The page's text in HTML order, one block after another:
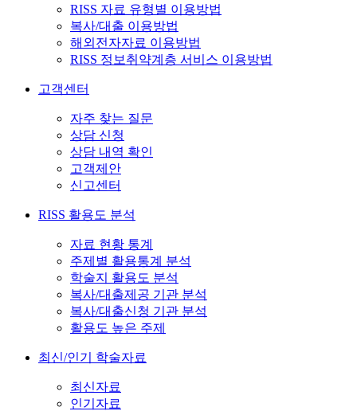
RISS 자료 유형별 이용방법
복사/대출 이용방법
해외전자자료 이용방법
RISS 정보취약계층 서비스 이용방법
고객센터
자주 찾는 질문
상담 신청
상담 내역 확인
고객제안
신고센터
RISS 활용도 분석
자료 현황 통계
주제별 활용통계 분석
학술지 활용도 분석
복사/대출제공 기관 분석
복사/대출신청 기관 분석
활용도 높은 주제
최신/인기 학술자료
최신자료
인기자료